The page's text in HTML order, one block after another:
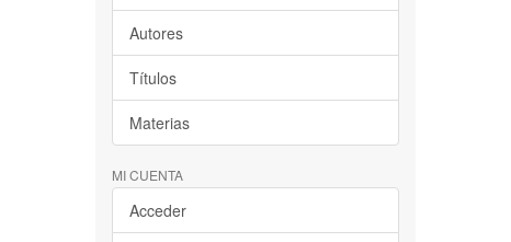
Autores
Títulos
Materias
MI CUENTA
Acceder